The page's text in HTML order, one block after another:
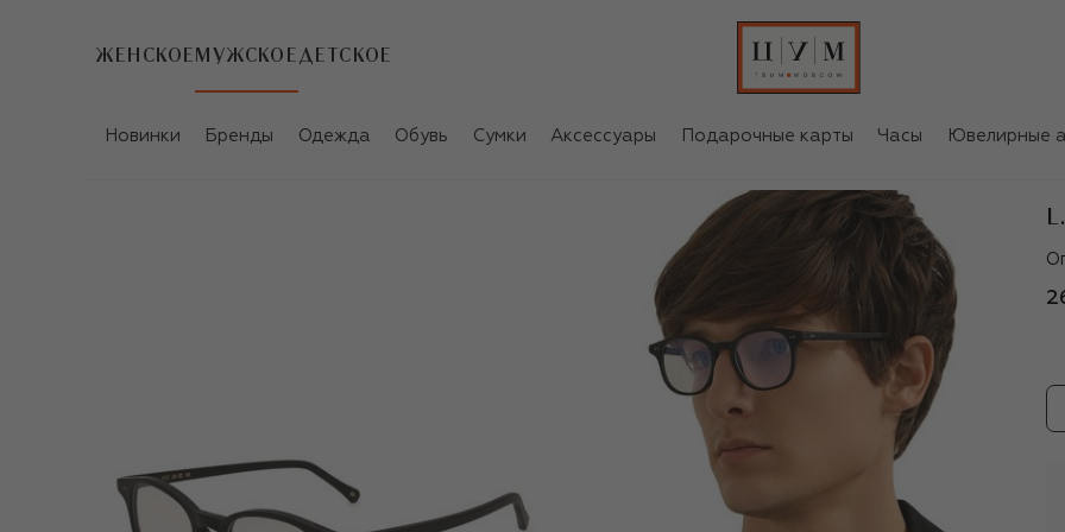
ЖЕНСКОЕ МУЖСКОЕ ДЕТСКОЕ
Новинки Бренды Одежда Обувь Сумки Аксессуары Подарочные карты Часы Ювелирные